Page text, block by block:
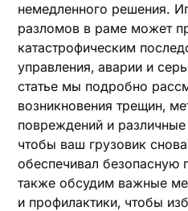
немедленного решения.
разломов в раме может
катастрофическим
управления‚ аварии и
статье мы подробно
возникновения трещин‚
повреждений и
чтобы ваш грузовик
обеспечивал безопасную
также обсудим важные
и профилактики‚ чтобы